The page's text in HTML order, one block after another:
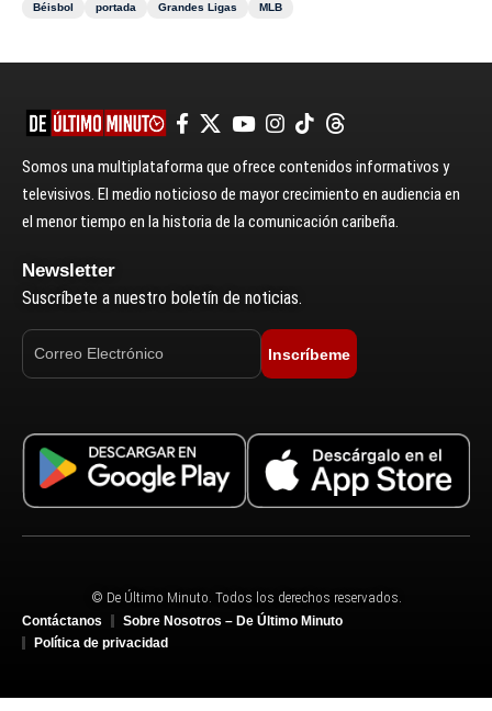
Béisbol
portada Grandes Ligas MLB
Somos una multiplataforma que ofrece contenidos informativos y
televisivos. El medio noticioso de mayor crecimiento en audiencia en
el menor tiempo en la historia de la comunicación caribeña.
Newsletter
Suscríbete a nuestro boletín de noticias.
Inscríbeme
© De Último Minuto. Todos los derechos reservados.
Contáctanos
Sobre Nosotros – De Último Minuto
Política de privacidad